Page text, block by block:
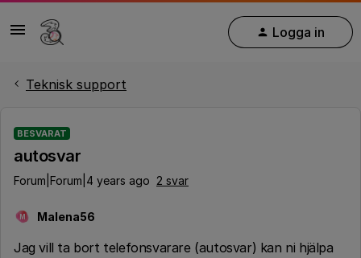
Logga in
Teknisk support
BESVARAT
autosvar
Forum|Forum|4 years ago 2 svar
M Malena56
Jag vill ta bort telefonsvarare (autosvar) kan ni hjälpa